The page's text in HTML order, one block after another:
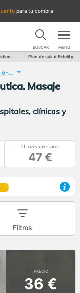
para tu compra
BUSCAR MENU
Plan de salud Fidelity
Sesión de Fisioterapia Terapéutica. Masaje manual
Masaje
clínicas y
El más cercano
47 €
Filtros
PRECIO
36 €